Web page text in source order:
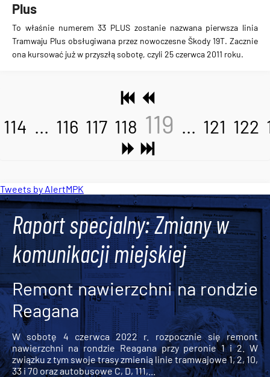
Plus
To właśnie numerem 33 PLUS zostanie nazwana pierwsza linia
Tramwaju Plus obsługiwana przez nowoczesne Škody 19T. Zacznie
ona kursować już w przyszłą sobotę, czyli 25 czerwca 2011 roku.
114 ... 116 117 118 119 ... 121 122
Tweets by AlertMPK
Raport specjalny: Zmiany w
komunikacji miejskiej
Remont nawierzchni na rondzie
Reagana
W sobotę 4 czerwca 2022 r. rozpocznie się remont
nawierzchni na rondzie Reagana przy peronie 1 i 2. W
związku z tym swoje trasy zmienią linie tramwajowe 1, 2, 10,
33 i 70 oraz autobusowe C, D, 111,...